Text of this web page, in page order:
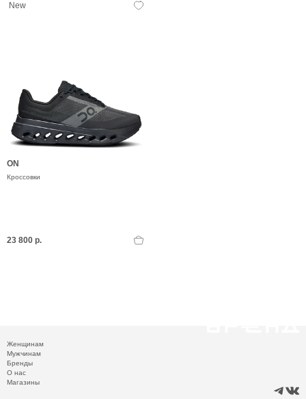
New
ON
Кроссовки
23 800 р.
Женщинам
Мужчинам
Бренды
О нас
Магазины